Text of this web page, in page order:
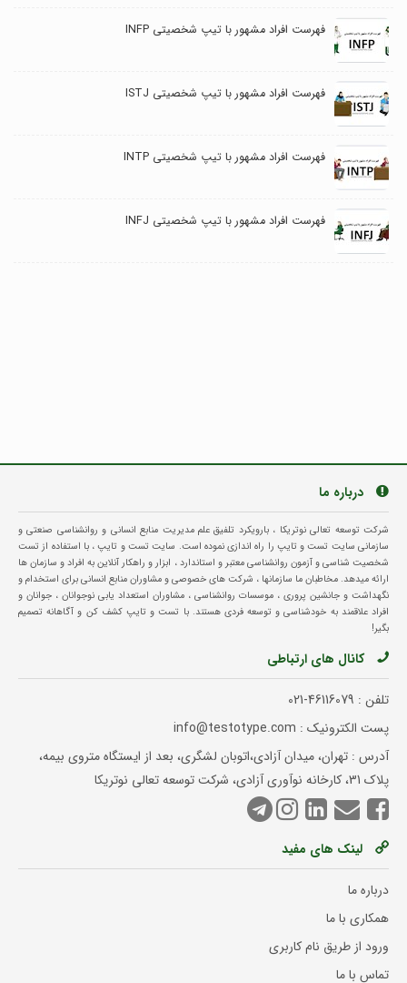
فهرست افراد مشهور با تیپ شخصیتی INFP
فهرست افراد مشهور با تیپ شخصیتی ISTJ
فهرست افراد مشهور با تیپ شخصیتی INTP
فهرست افراد مشهور با تیپ شخصیتی INFJ
درباره ما
شرکت توسعه تعالی نوتریکا ، بارویکرد تلفیق علم مدیریت منابع انسانی و روانشناسی صنعتی و
سازمانی سایت تست و تایپ را راه اندازی نموده است. سایت تست و تایپ ، با استفاده از تست
شخصیت شناسی و آزمون روانشناسی معتبر و استاندارد ، ابزار و راهکار آنلاین به افراد و سازمان ها
ارائه میدهد. مخاطبان ما سازمانها ، شرکت های خصوصی و مشاوران منابع انسانی برای استخدام و
نگهداشت و جانشین پروری ، موسسات روانشناسی ، مشاوران استعداد یابی نوجوانان ، جوانان و
افراد علاقمند به خودشناسی و توسعه فردی هستند. با تست و تایپ کشف کن و آگاهانه تصمیم
بگیر!
کانال های ارتباطی
تلفن : 021-46116079
پست الکترونیک : info@testotype.com
آدرس : تهران، میدان آزادی،اتوبان لشگری، بعد از ایستگاه متروی بیمه،
پلاک 31، کارخانه نوآوری آزادی، شرکت توسعه تعالی نوتریکا
لینک های مفید
درباره ما
همکاری با ما
ورود از طریق نام کاربری
تماس با ما